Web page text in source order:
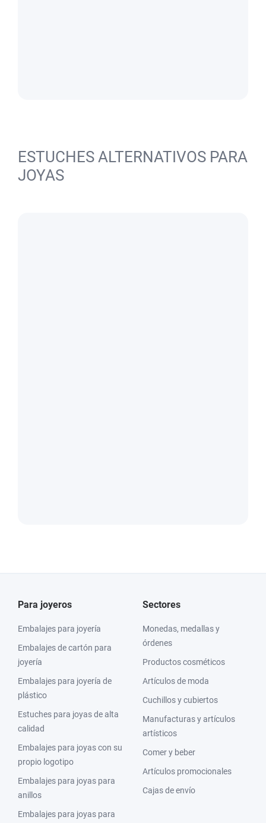
ESTUCHES ALTERNATIVOS PARA
JOYAS
Para joyeros
Embalajes para joyería
Embalajes de cartón para
joyería
Embalajes para joyería de
plástico
Estuches para joyas de alta
calidad
Embalajes para joyas con su
propio logotipo
Embalajes para joyas para
anillos
Embalajes para joyas para
Sectores
Monedas, medallas y
órdenes
Productos cosméticos
Artículos de moda
Cuchillos y cubiertos
Manufacturas y artículos
artísticos
Comer y beber
Artículos promocionales
Cajas de envío